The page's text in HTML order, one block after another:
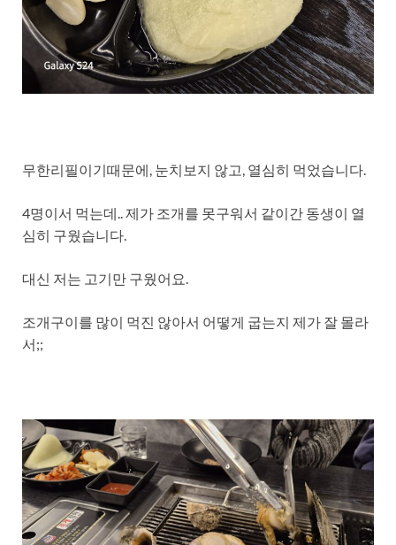
무한리필이기때문에, 눈치보지 않고, 열심히 먹었습니다.
4명이서 먹는데.. 제가 조개를 못구워서 같이간 동생이 열
심히 구웠습니다.
대신 저는 고기만 구웠어요.
조개구이를 많이 먹진 않아서 어떻게 굽는지 제가 잘 몰라
서;;